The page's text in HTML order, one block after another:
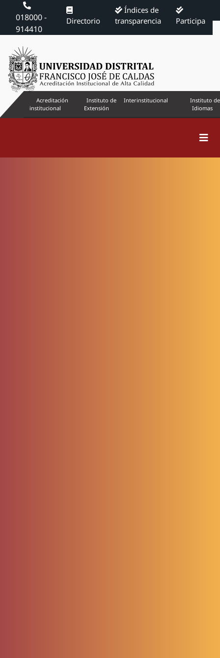
018000 -
914410
Directorio
Índices de
transparencia
Participa
Acreditación
institucional
Instituto de
Extensión
Interinstitucional
Instituto de
Idiomas